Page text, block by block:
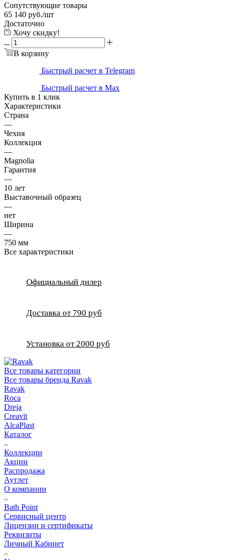
Сопутствующие товары
65 140 руб./шт
Достаточно
Хочу скидку!
В корзину
Быстрый расчет в Telegram
Быстрый расчет в Max
Купить в 1 клик
Характеристики
Страна
—
Чехия
Коллекция
—
Magnolia
Гарантия
—
10 лет
Выставочный образец
—
нет
Ширина
—
750 мм
Все характеристики
Официальный дилер
Доставка от 790 руб
Установка от 2000 руб
Все товары категории
Все товары бренда Ravak
Ravak
Roca
Dreja
Creavit
AlcaPlast
Каталог
Коллекции
Акции
Распродажа
Аутлет
О компании
Bath Point
Сервисный центр
Лицензии и сертификаты
Реквизиты
Личный Кабинет